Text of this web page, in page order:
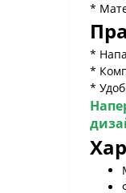
*
*
*
*